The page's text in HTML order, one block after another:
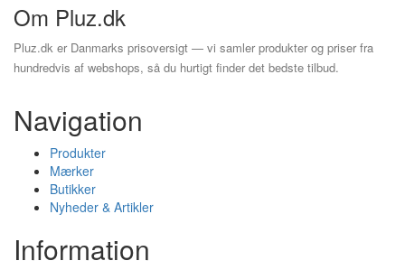
Om Pluz.dk
Pluz.dk er Danmarks prisoversigt — vi samler produkter og priser fra
hundredvis af webshops, så du hurtigt finder det bedste tilbud.
Navigation
Produkter
Mærker
Butikker
Nyheder & Artikler
Information